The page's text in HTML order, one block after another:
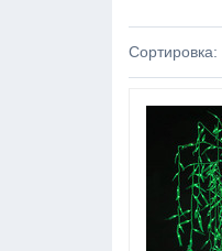
Сортировка: